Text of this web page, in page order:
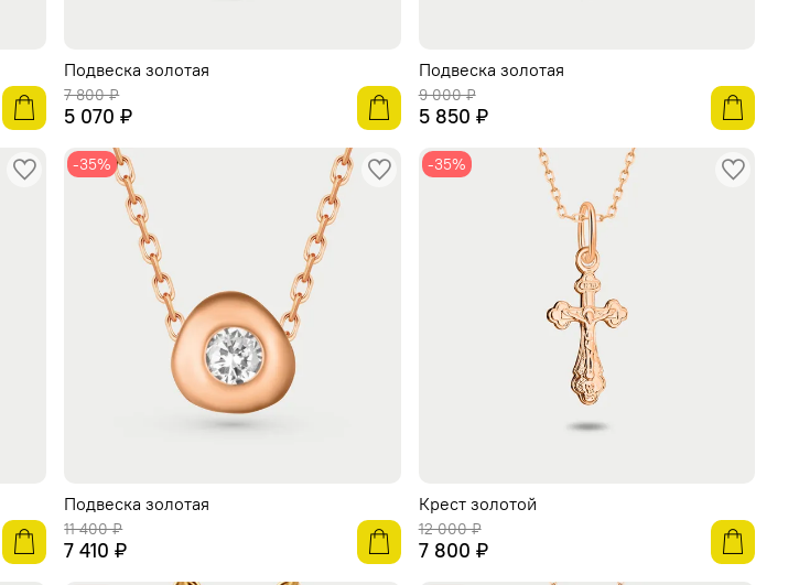
Подвеска золотая
7 800 ₽
5 070 ₽
Подвеска золотая
9 000 ₽
5 850 ₽
-35%
Подвеска золотая
11 400 ₽
7 410 ₽
-35%
Крест золотой
12 000 ₽
7 800 ₽